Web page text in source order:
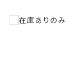
在庫ありのみ